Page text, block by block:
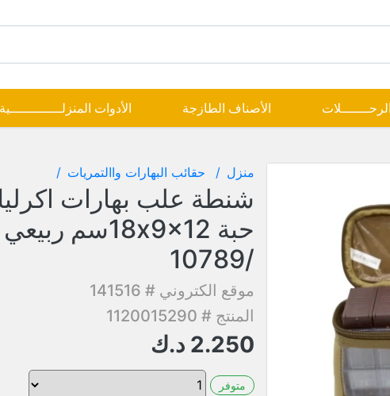
الأصناف الطازجة الأدوات المنزلـــــــــــــية
منزل حقائب البهارات واالتمريات
حبة 18x9x12سم ربيعي
/10789
موقع الكتروني # 141516
المنتج # 1120015290
2.250 د.ك
متوفر